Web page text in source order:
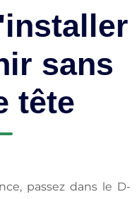
sans
tête
passez dans le D-